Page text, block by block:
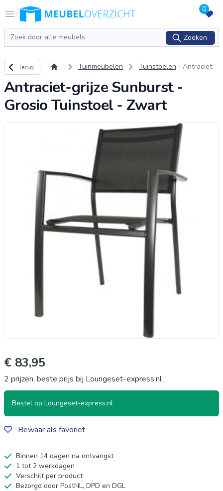
Open menu
Logo Meubeloverzicht.nl 0
Zoeken
Zoeken
Terug naar overzicht
Terug Tuinmeubelen Tuinstoelen
Antraciet-
Antraciet-grijze Sunburst -
Grosio Tuinstoel - Zwart
€ 83,95
2 prijzen, beste prijs bij Loungeset-express.nl
Bestel op Loungeset-express.nl
Bewaar als favoriet
Binnen 14 dagen na ontvangst
1 tot 2 werkdagen
Verschilt per product
Bezorgd door PostNL, DPD en DGL